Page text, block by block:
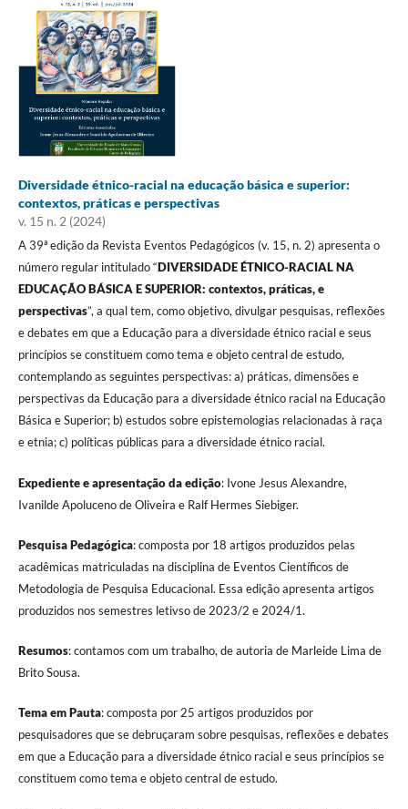
Diversidade étnico-racial na educação básica e superior:
contextos, práticas e perspectivas
v. 15 n. 2 (2024)
A 39ª edição da Revista Eventos Pedagógicos (v. 15, n. 2) apresenta o
número regular intitulado “DIVERSIDADE ÉTNICO-RACIAL NA
EDUCAÇÃO BÁSICA E SUPERIOR: contextos, práticas, e
perspectivas”, a qual tem, como objetivo, divulgar pesquisas, reflexões
e debates em que a Educação para a diversidade étnico racial e seus
princípios se constituem como tema e objeto central de estudo,
contemplando as seguintes perspectivas: a) práticas, dimensões e
perspectivas da Educação para a diversidade étnico racial na Educação
Básica e Superior; b) estudos sobre epistemologias relacionadas à raça
e etnia; c) políticas públicas para a diversidade étnico racial.
Expediente e apresentação da edição: Ivone Jesus Alexandre,
Ivanilde Apoluceno de Oliveira e Ralf Hermes Siebiger.
Pesquisa Pedagógica: composta por 18 artigos produzidos pelas
acadêmicas matriculadas na disciplina de Eventos Científicos de
Metodologia de Pesquisa Educacional. Essa edição apresenta artigos
produzidos nos semestres letivso de 2023/2 e 2024/1.
Resumos: contamos com um trabalho, de autoria de Marleide Lima de
Brito Sousa.
Tema em Pauta: composta por 25 artigos produzidos por
pesquisadores que se debruçaram sobre pesquisas, reflexões e debates
em que a Educação para a diversidade étnico racial e seus princípios se
constituem como tema e objeto central de estudo.